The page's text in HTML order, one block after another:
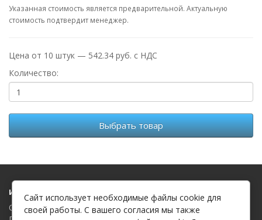
Указанная стоимость является предварительной. Актуальную
стоимость подтвердит менеджер.
Цена от 10 штук — 542.34 руб. с НДС
Количество:
Выбрать товар
Информация
О компании
Сайт использует необходимые файлы cookie для
своей работы. С вашего согласия мы также